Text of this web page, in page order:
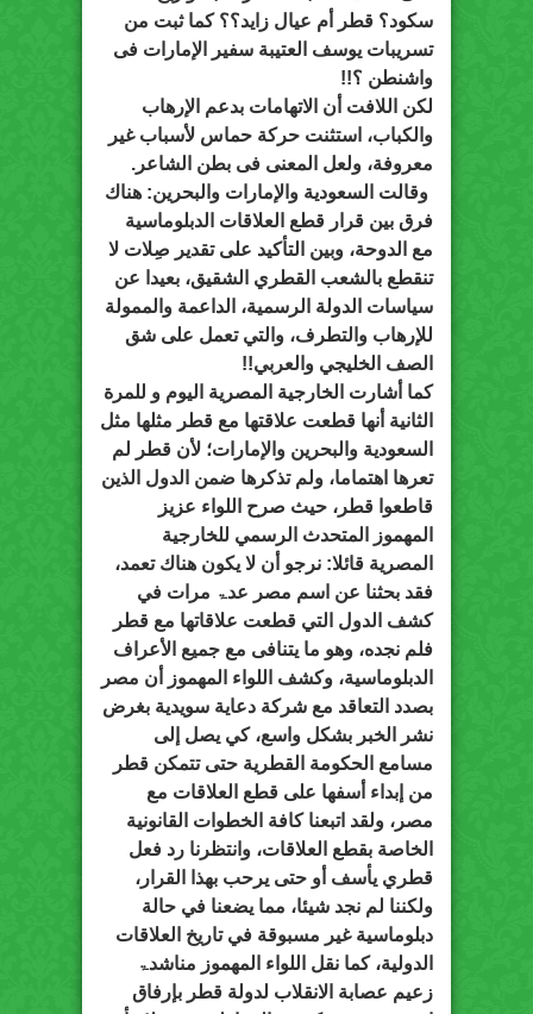
سكود؟ قطر أم عيال زايد؟؟ كما ثبت من
تسريبات يوسف العتيبة سفير الإمارات فى
واشنطن ؟!!
لكن اللافت أن الاتهامات بدعم الإرهاب
والكباب، استثنت حركة حماس لأسباب غير
معروفة، ولعل المعنى فى بطن الشاعر.
وقالت السعودية والإمارات والبحرين: هناك
فرق بين قرار قطع العلاقات الدبلوماسية
مع الدوحة، وبين التأكيد على تقدير صِلات لا
تنقطع بالشعب القطري الشقيق، بعيدا عن
سياسات الدولة الرسمية، الداعمة والممولة
للإرهاب والتطرف، والتي تعمل على شق
الصف الخليجي والعربي!!
كما أشارت الخارجية المصرية اليوم و للمرة
الثانية أنها قطعت علاقتها مع قطر مثلها مثل
السعودية والبحرين والإمارات؛ لأن قطر لم
تعرها اهتماما، ولم تذكرها ضمن الدول الذين
قاطعوا قطر، حيث صرح اللواء عزيز
المهموز المتحدث الرسمي للخارجية
المصرية قائلا: نرجو أن لا يكون هناك تعمد،
فقد بحثنا عن اسم مصر عدۃ مرات في
كشف الدول التي قطعت علاقاتها مع قطر
فلم نجده، وهو ما يتنافى مع جميع الأعراف
الدبلوماسية، وكشف اللواء المهموز أن مصر
بصدد التعاقد مع شركة دعاية سويدية بغرض
نشر الخبر بشكل واسع، كي يصل إلى
مسامع الحكومة القطرية حتى تتمكن قطر
من إبداء أسفها على قطع العلاقات مع
مصر، ولقد اتبعنا كافة الخطوات القانونية
الخاصة بقطع العلاقات، وانتظرنا رد فعل
قطري يأسف أو حتى يرحب بهذا القرار،
ولكننا لم نجد شيئا، مما يضعنا في حالة
دبلوماسية غير مسبوقة في تاريخ العلاقات
الدولية، كما نقل اللواء المهموز مناشدۃ
زعيم عصابة الانقلاب لدولة قطر بإرفاق